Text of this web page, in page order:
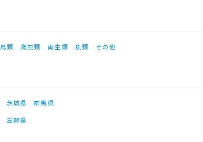
鳥類 爬虫類 両生類 魚類 その他
茨城県
群馬県
滋賀県